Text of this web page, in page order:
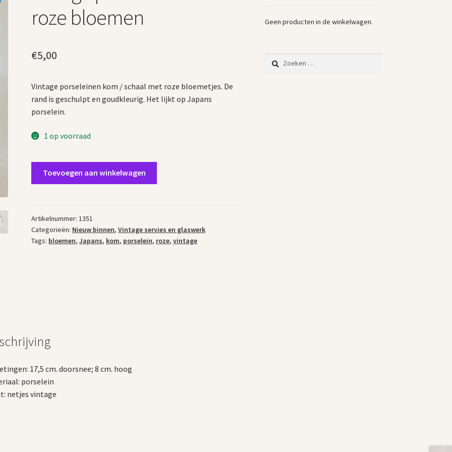
roze bloemen
€5,00
Vintage porseleinen kom / schaal met roze bloemetjes. De
rand is geschulpt en goudkleurig. Het lijkt op Japans
porselein.
1 op voorraad
porseleinen
bloemen
aantal
Toevoegen aan winkelwagen
Artikelnummer:1351
Categorieën: Nieuw binnen,Vintage servies en glaswerk
Tags: bloemen,Japans, kom, porselein, roze,vintage
17,5 cm. doorsnee; 8 cm. hoog
porselein
netjes vintage
Geen producten in de winkelwagen.
Zoeken
naar: